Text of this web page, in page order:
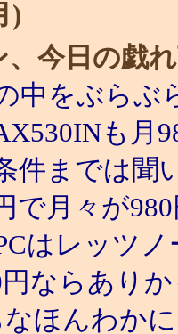
)
今日の戯
中をぶらぶ
も月
件までは聞
で月々が
はレッツ
ならあり
なほんわか